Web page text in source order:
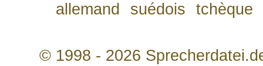
allemand
suédois tchèque
© 1998 - 2026